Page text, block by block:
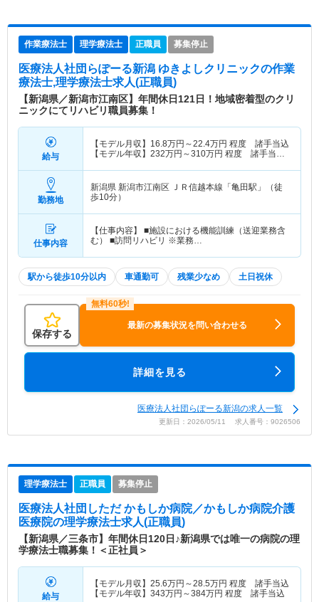
作業療法士 理学療法士 正職員 募集停止
医療法人社団らぽーる新潟 ゆきよしクリニックの作業
療法士,理学療法士求人(正職員)
【新潟県／新潟市江南区】年間休日121日！地域密着型のクリ
ニックにてリハビリ職員募集！
給与
【モデル月収】 16.8万円～22.4万円 程度 諸手当込
【モデル年収】 232万円～310万円 程度 諸手当・
勤務地
新潟県 新潟市江南区 ＪＲ信越本線「亀田駅」（徒
歩10分）
仕事内容
【仕事内容】 ■施設における機能訓練（送迎業務含
む） ■訪問リハビリ ※業務…
駅から徒歩10分以内 車通勤可 残業少なめ 土日祝休
保存する
最新の募集状況を問い合わせる
詳細を見る
医療法人社団らぽーる新潟の求人一覧
更新日：2026/05/11 求人番号：9026506
理学療法士 正職員 募集停止
医療法人社団しただ かもしか病院／かもしか病院介護
医療院の理学療法士求人(正職員)
【新潟県／三条市】年間休日120日♪新潟県では唯一の病院の理
学療法士職募集！＜正社員＞
給与
【モデル月収】 25.6万円～28.5万円 程度 諸手当込
【モデル年収】 343万円～384万円 程度 諸手当込